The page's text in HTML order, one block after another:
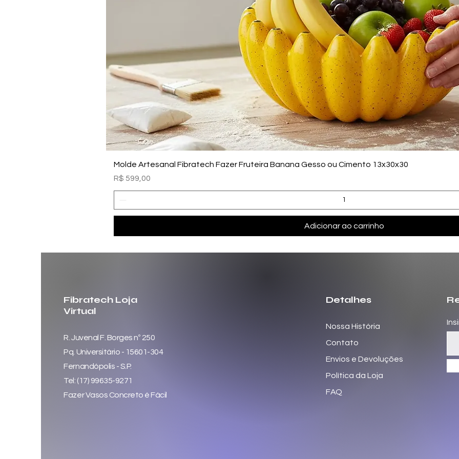
Visualização rápida
Molde Artesanal Fibratech Fazer Fruteira Banana Gesso ou Cimento 13x30x30
Preço
R$ 599,00
Adicionar ao carrinho
Fibratech Loja
Virtual
R. Juvenal F. Borges nº 250
Pq. Universitário - 15601-304
Fernandópolis - S.P.
Tel: (17) 99635-9271
Fazer Vasos Concreto é Fácil
Detalhes
Nossa História
Contato
Envios e Devoluções
Política da Loja
FAQ